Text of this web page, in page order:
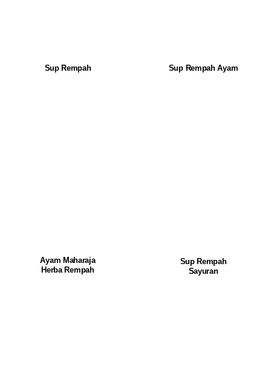
Sup Rempah Sup Rempah Ayam
Ayam Maharaja
Herba Rempah
Sup Rempah
Sayuran